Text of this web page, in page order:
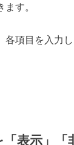
す。
各項目を入力
表示」「